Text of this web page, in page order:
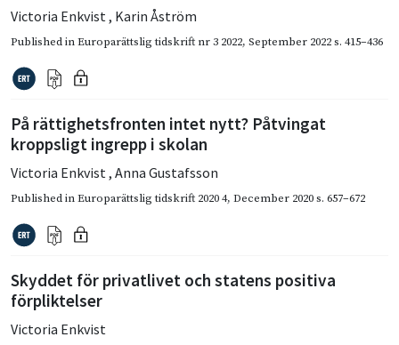
Victoria Enkvist, Karin Åström
Published inEuroparättslig tidskrift nr 3 2022, September 2022s. 415–436
På rättighetsfronten intet nytt? Påtvingat
kroppsligt ingrepp i skolan
Victoria Enkvist, Anna Gustafsson
Published inEuroparättslig tidskrift 2020 4, December 2020s. 657–672
Skyddet för privatlivet och statens positiva
förpliktelser
Victoria Enkvist